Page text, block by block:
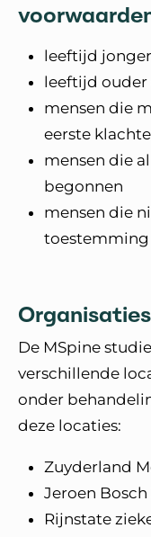
leeftijd
leeftijd ouder
mensen die
eerste
mensen die
begonnen
mensen die
toestemming
De MSpine
verschillende
onder
deze locaties:
Zuyderland
Jeroen
Rijnstate